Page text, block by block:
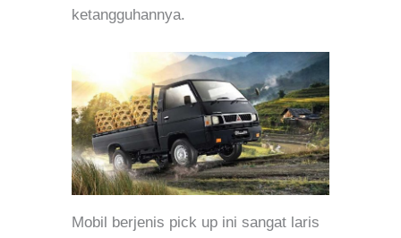
ketangguhannya.
Mobil berjenis pick up ini sangat laris